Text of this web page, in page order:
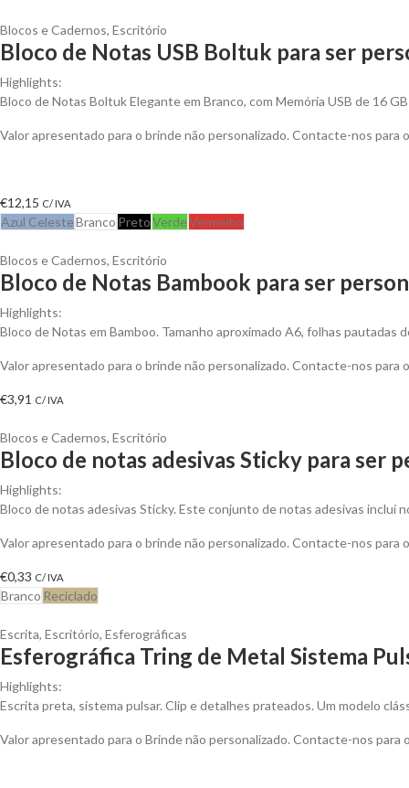
Blocos e Cadernos, Escritório
Bloco de Notas USB Boltuk para ser
Highlights:
Bloco de Notas Boltuk Elegante em Branco, com Memória USB de 16 GB
Valor apresentado para o brinde não personalizado. Contacte-nos
€12,15 C/ IVA
Azul CelesteBranco PretoVerdeVermelho
Blocos e Cadernos, Escritório
Bloco de Notas Bambook para ser
Highlights:
Bloco de Notas em Bamboo. Tamanho aproximado A6, folhas pautadas
Valor apresentado para o brinde não personalizado. Contacte-nos
€3,91 C/ IVA
Blocos e Cadernos, Escritório
Bloco de notas adesivas Sticky para ser
Highlights:
Bloco de notas adesivas Sticky. Este conjunto de notas adesivas incluí
Valor apresentado para o brinde não personalizado. Contacte-nos
€0,33 C/ IVA
Branco Reciclado
Escrita, Escritório, Esferográficas
Esferográfica Tring de Metal Sistema
Highlights:
Escrita preta, sistema pulsar. Clip e detalhes prateados. Um modelo
Valor apresentado para o Brinde não personalizado. Contacte-nos